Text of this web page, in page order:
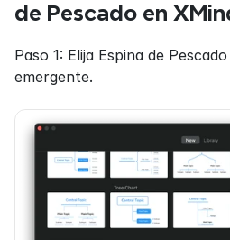
de Pescado en
Paso 1: Elija Espina de
emergente.